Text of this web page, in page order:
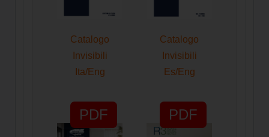
Catalogo
Invisibili
Ita/Eng
Catalogo
Invisibili
Es/Eng
PDF PDF